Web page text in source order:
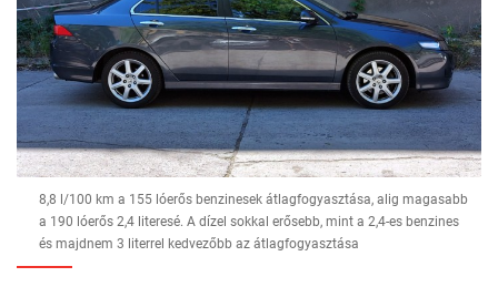
8,8 l/100 km a 155 lóerős benzinesek átlagfogyasztása, alig magasabb
a 190 lóerős 2,4 literesé. A dízel sokkal erősebb, mint a 2,4-es benzines
és majdnem 3 literrel kedvezőbb az átlagfogyasztása